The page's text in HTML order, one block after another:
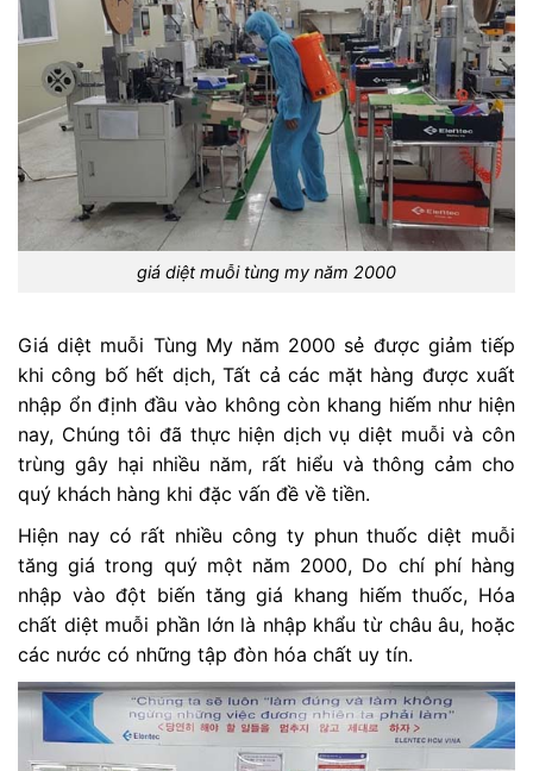
giá diệt muỗi tùng my năm 2000
Giá diệt muỗi Tùng My năm 2000 sẻ được giảm tiếp
khi công bố hết dịch, Tất cả các mặt hàng được xuất
nhập ổn định đầu vào không còn khang hiếm như hiện
nay, Chúng tôi đã thực hiện dịch vụ diệt muỗi và côn
trùng gây hại nhiều năm, rất hiểu và thông cảm cho
quý khách hàng khi đặc vấn đề về tiền.
Hiện nay có rất nhiều công ty phun thuốc diệt muỗi
tăng giá trong quý một năm 2000, Do chí phí hàng
nhập vào đột biến tăng giá khang hiếm thuốc, Hóa
chất diệt muỗi phần lớn là nhập khẩu từ châu âu, hoặc
các nước có những tập đòn hóa chất uy tín.